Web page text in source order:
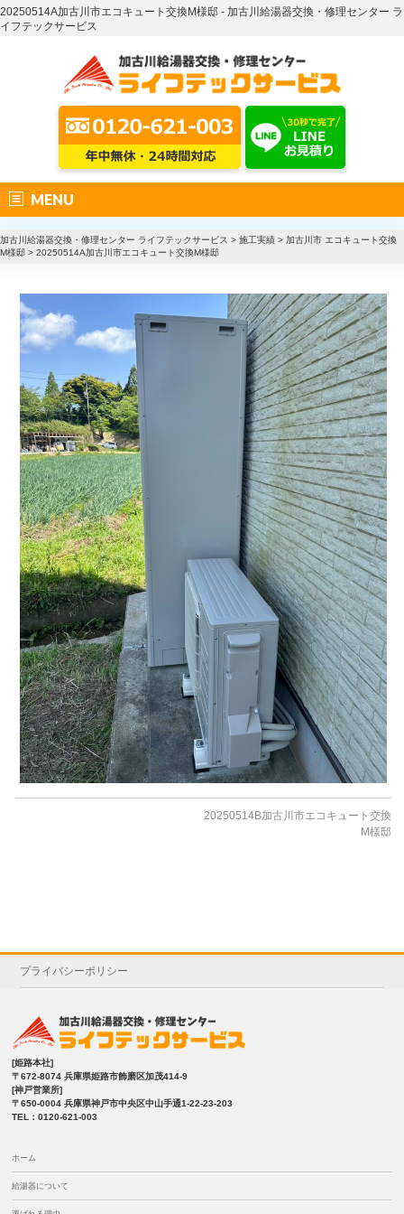
20250514A加古川市エコキュート交換M様邸 - 加古川給湯器交換・修理センター ラ
イフテックサービス
MENU
加古川給湯器交換・修理センター ライフテックサービス > 施工実績 > 加古川市 エコキュート交換
M様邸 > 20250514A加古川市エコキュート交換M様邸
20250514B加古川市エコキュート交換
M様邸
プライバシーポリシー
[姫路本社]
〒672-8074 兵庫県姫路市飾磨区加茂414-9
[神戸営業所]
〒650-0004 兵庫県神戸市中央区中山手通1-22-23-203
TEL：0120-621-003
ホーム
給湯器について